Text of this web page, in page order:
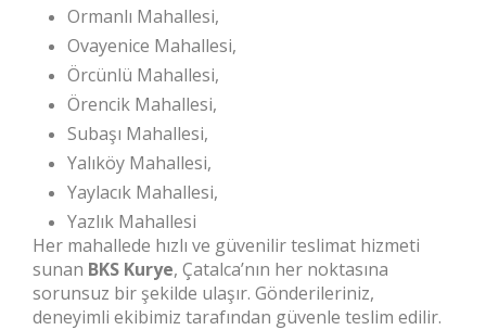
Ormanlı Mahallesi,
Ovayenice Mahallesi,
Örcünlü Mahallesi,
Örencik Mahallesi,
Subaşı Mahallesi,
Yalıköy Mahallesi,
Yaylacık Mahallesi,
Yazlık Mahallesi
Her mahallede hızlı ve güvenilir teslimat hizmeti
sunan BKS Kurye, Çatalca’nın her noktasına
sorunsuz bir şekilde ulaşır. Gönderileriniz,
deneyimli ekibimiz tarafından güvenle teslim edilir.